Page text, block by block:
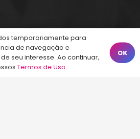
temporariamente para
de navegação e
seu interesse. Ao continuar,
Termos de Uso.
OK